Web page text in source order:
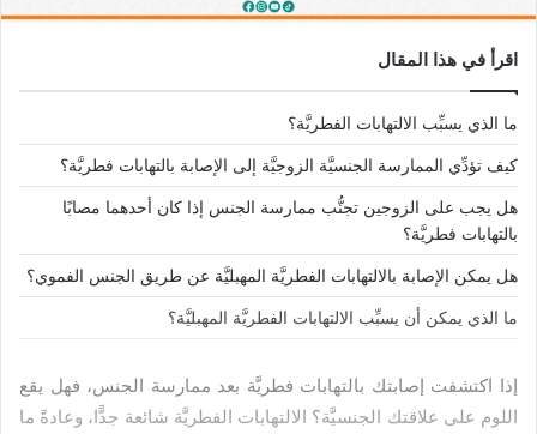
اقرأ في هذا المقال
ما الذي يسبِّب الالتهابات الفطريَّة؟
كيف تؤدِّي الممارسة الجنسيَّة الزوجيَّة إلى الإصابة بالتهابات فطريَّة؟
هل يجب على الزوجين تجنُّب ممارسة الجنس إذا كان أحدهما مصابًا
بالتهابات فطريَّة؟
هل يمكن الإصابة بالالتهابات الفطريَّة المهبليَّة عن طريق الجنس الفموي؟
ما الذي يمكن أن يسبِّب الالتهابات الفطريَّة المهبليَّة؟
إذا اكتشفت إصابتك بالتهابات فطريَّة بعد ممارسة الجنس، فهل يقع
اللوم على علاقتك الجنسيَّة؟ الالتهابات الفطريَّة شائعة جدًّا، وعادةً ما